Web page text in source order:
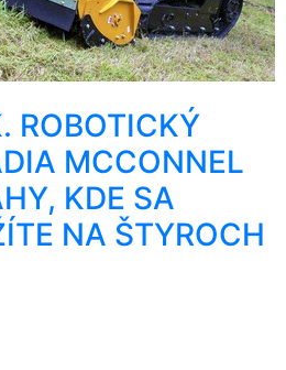
ROBOTICKÝ
MCCONNEL
KDE SA
NA ŠTYROCH